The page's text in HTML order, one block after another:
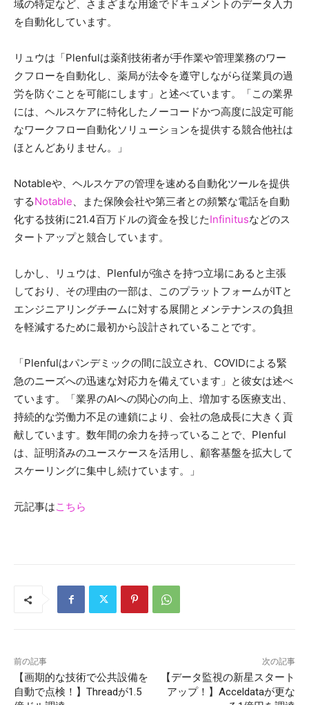
域の特定など、さまざまな用途でドキュメントのデータ入力
を自動化しています。
リュウは「Plenfulは薬剤技術者が手作業や管理業務のワー
クフローを自動化し、薬局が法令を遵守しながら従業員の過
労を防ぐことを可能にします」と述べています。「この業界
には、ヘルスケアに特化したノーコードかつ高度に設定可能
なワークフロー自動化ソリューションを提供する競合他社は
ほとんどありません。」
Notableや、ヘルスケアの管理を速める自動化ツールを提供
するNotable、また保険会社や第三者との頻繁な電話を自動
化する技術に21.4百万ドルの資金を投じたInfinitusなどのス
タートアップと競合しています。
しかし、リュウは、Plenfulが強さを持つ立場にあると主張
しており、その理由の一部は、このプラットフォームがITと
エンジニアリングチームに対する展開とメンテナンスの負担
を軽減するために最初から設計されていることです。
「Plenfulはパンデミックの間に設立され、COVIDによる緊
急のニーズへの迅速な対応力を備えています」と彼女は述べ
ています。「業界のAIへの関心の向上、増加する医療支出、
持続的な労働力不足の連鎖により、会社の急成長に大きく貢
献しています。数年間の余力を持っていることで、Plenful
は、証明済みのユースケースを活用し、顧客基盤を拡大して
スケーリングに集中し続けています。」
元記事はこちら
前の記事
【画期的な技術で公共設備を
自動で点検！】Threadが1.5
次の記事
【データ監視の新星スタート
アップ！】Acceldataが更な